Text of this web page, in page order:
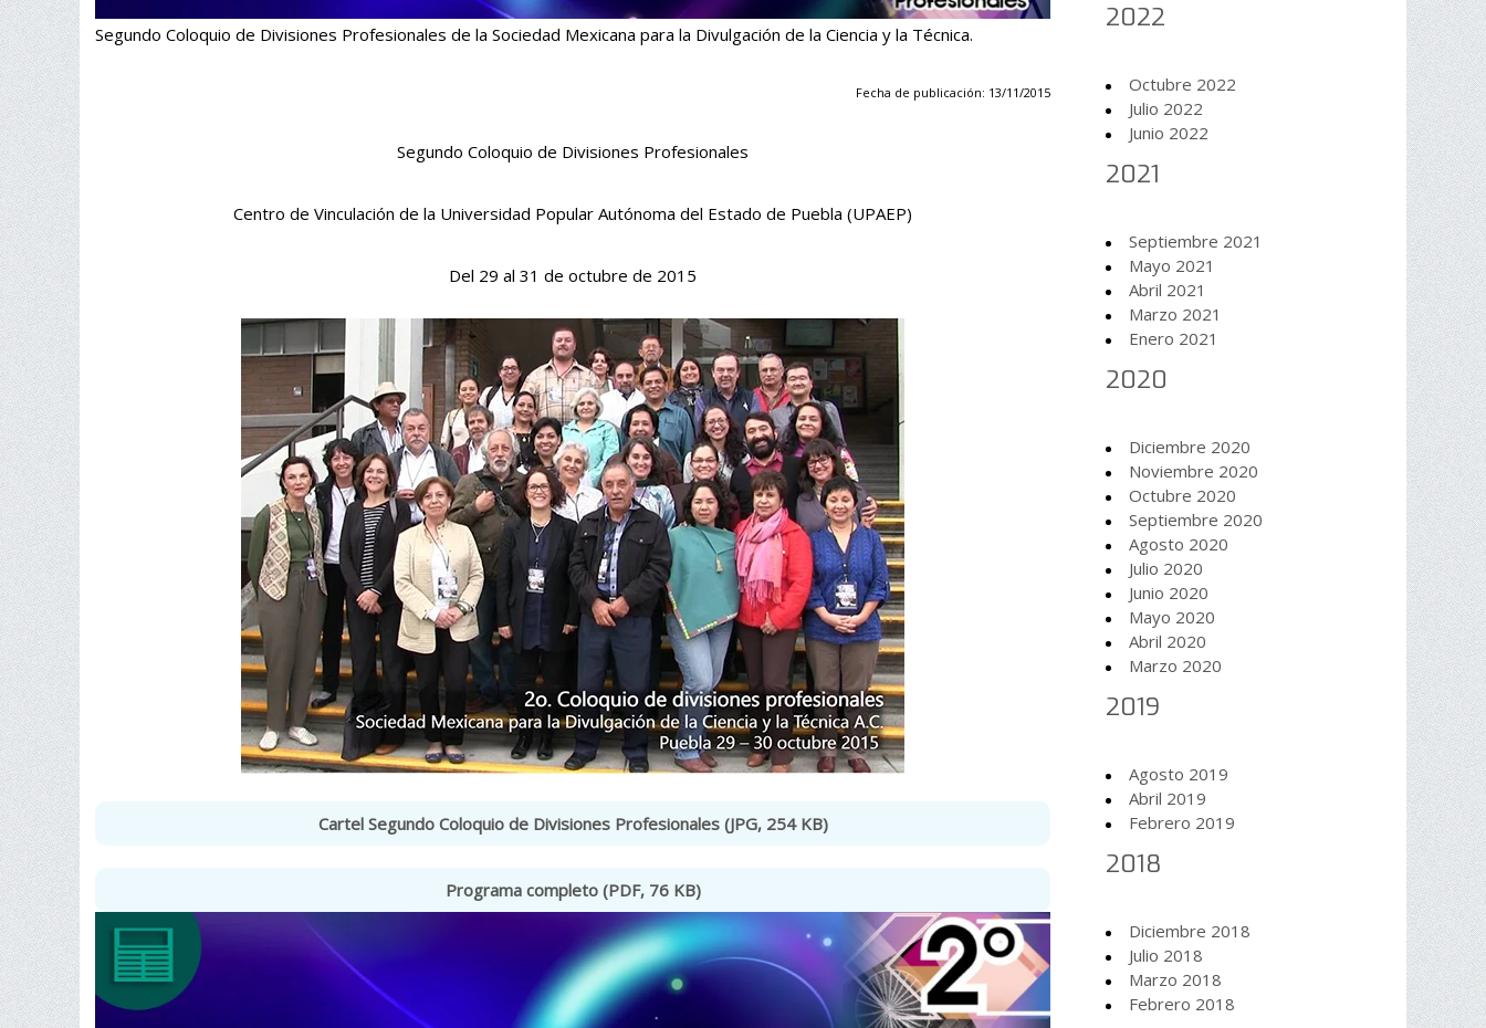
Segundo Coloquio de Divisiones Profesionales de la Sociedad Mexicana para la Divulgación de la Ciencia y la Técnica.
Fecha de publicación: 13/11/2015
Segundo Coloquio de Divisiones Profesionales
Centro de Vinculación de la Universidad Popular Autónoma del Estado de Puebla (UPAEP)
Del 29 al 31 de octubre de 2015
Cartel Segundo Coloquio de Divisiones Profesionales (JPG, 254 KB)
Programa completo (PDF, 76 KB)
2022
Octubre 2022
Julio 2022
Junio 2022
2021
Septiembre 2021
Mayo 2021
Abril 2021
Marzo 2021
Enero 2021
2020
Diciembre 2020
Noviembre 2020
Octubre 2020
Septiembre 2020
Agosto 2020
Julio 2020
Junio 2020
Mayo 2020
Abril 2020
Marzo 2020
2019
Agosto 2019
Abril 2019
Febrero 2019
2018
Diciembre 2018
Julio 2018
Marzo 2018
Febrero 2018